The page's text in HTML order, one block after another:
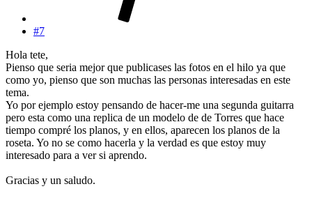
#7
Hola tete,
Pienso que seria mejor que publicases las fotos en el hilo ya que
como yo, pienso que son muchas las personas interesadas en este
tema.
Yo por ejemplo estoy pensando de hacer-me una segunda guitarra
pero esta como una replica de un modelo de de Torres que hace
tiempo compré los planos, y en ellos, aparecen los planos de la
roseta. Yo no se como hacerla y la verdad es que estoy muy
interesado para a ver si aprendo.
Gracias y un saludo.